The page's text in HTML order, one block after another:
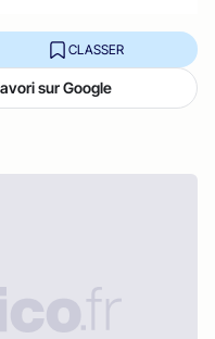
CLASSER
sur Google